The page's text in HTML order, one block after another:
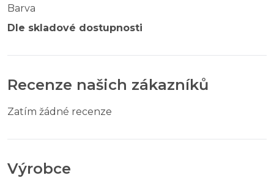
Barva
Dle skladové dostupnosti
Recenze našich zákazníků
Zatím žádné recenze
Výrobce